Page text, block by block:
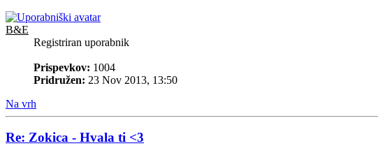
B&E
Registriran uporabnik
Prispevkov: 1004
Pridružen: 23 Nov 2013, 13:50
Na vrh
Re: Zokica - Hvala ti <3